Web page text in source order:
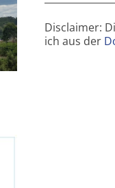
Disclaimer:
ich aus der